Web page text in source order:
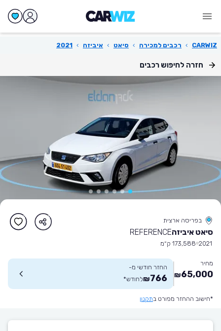
CARWIZ
› רכבים למכירה › סיאט › איביזה ›
2021
חזרה לחיפוש רכבים
בפריסה ארצית
סיאט איביזהREFERENCE
2021 173,588 ק״מ
מחיר
65,000
₪
החזר חודשי מ-
766
₪לחודש*
*חישוב ההחזר מפורט בתקנון